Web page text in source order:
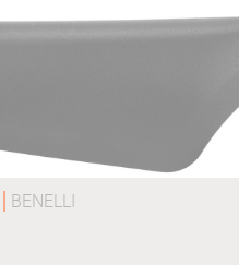
BENELLI